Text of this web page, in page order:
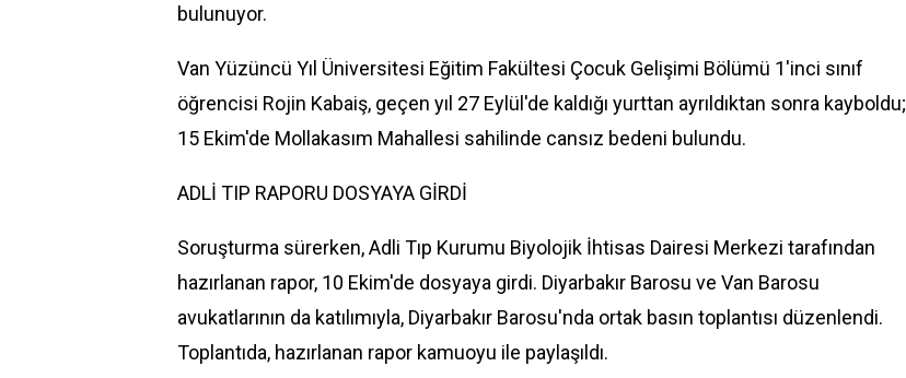
bulunuyor.
Van Yüzüncü Yıl Üniversitesi Eğitim Fakültesi Çocuk Gelişimi Bölümü 1'inci sınıf
öğrencisi Rojin Kabaiş, geçen yıl 27 Eylül 'de kaldığı yurttan ayrıldıktan sonra kayboldu;
15 Ekim'de Mollakasım Mahallesi sahilinde cansız bedeni bulundu.
ADLİ TIP RAPORU DOSYAYA GİRDİ
Soruşturma sürerken,Adli Tıp Kurumu Biyolojik İhtisas Dairesi Merkezi tarafından
hazırlanan rapor, 10 Ekim'de dosyaya girdi. Diyarbakır Barosu ve Van Barosu
avukatlarının da katılımıyla, Diyarbakır Barosu'nda ortak basın toplantısı düzenlendi.
Toplantıda, hazırlanan rapor kamuoyu ile paylaşıldı.